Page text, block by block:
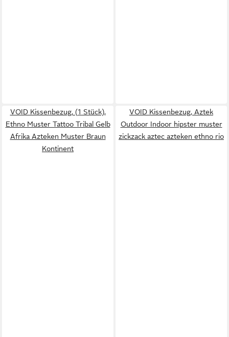
VOID Kissenbezug, (1 Stück),
Ethno Muster Tattoo Tribal Gelb
Afrika Azteken Muster Braun
Kontinent
VOID Kissenbezug, Aztek
Outdoor Indoor hipster muster
zickzack aztec azteken ethno rio